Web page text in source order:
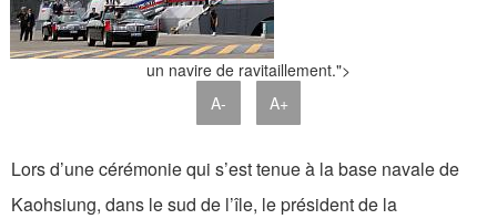
un navire de ravitaillement.">
A-
A+
Lors d’une cérémonie qui s’est tenue à la base navale de
Kaohsiung, dans le sud de l’île, le président de la